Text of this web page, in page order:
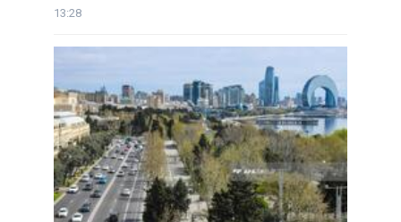
13:28